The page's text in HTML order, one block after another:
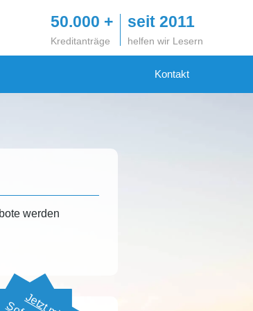
50.000 +
Kreditanträge
seit 2011
helfen wir Lesern
Kontakt
werden